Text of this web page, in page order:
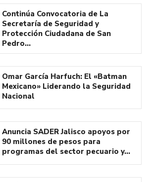
Continúa Convocatoria de La
Secretaría de Seguridad y
Protección Ciudadana de San
Pedro…
Omar García Harfuch: El «Batman
Mexicano» Liderando la Seguridad
Nacional
Anuncia SADER Jalisco apoyos por
90 millones de pesos para
programas del sector pecuario y…